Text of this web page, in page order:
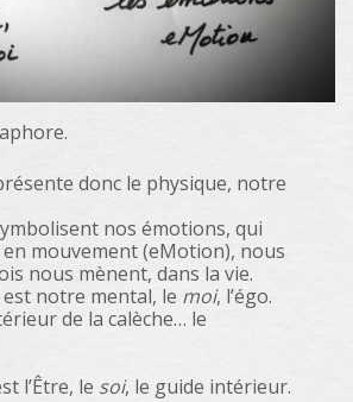
donc le physique, notre
nos émotions, qui
mouvement (eMotion), nous
nous mènent, dans la vie.
est notre mental, le moi, l’égo.
de la calèche… le
l’Être, le soi, le guide intérieur.